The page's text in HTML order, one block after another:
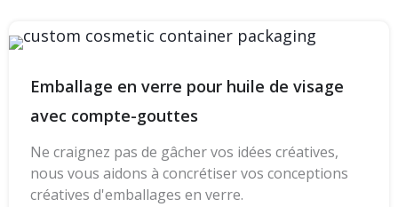
Emballage en verre pour huile de visage
avec compte-gouttes
Ne craignez pas de gâcher vos idées créatives,
nous vous aidons à concrétiser vos conceptions
créatives d'emballages en verre.